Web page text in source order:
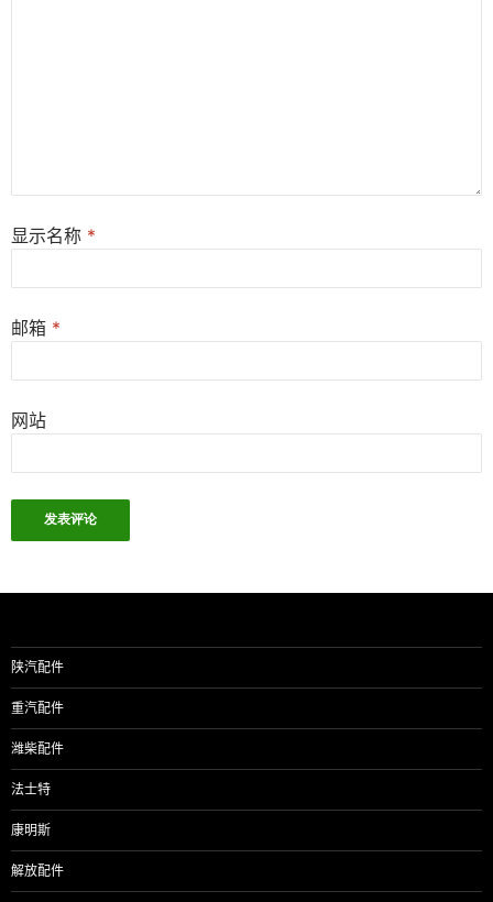
显示名称 *
邮箱 *
网站
陕汽配件
重汽配件
潍柴配件
法士特
康明斯
解放配件